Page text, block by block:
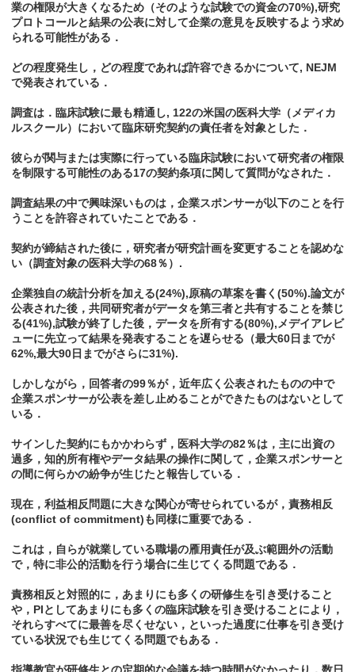
業の権限が大きくなるため（そのような試験での資金の70%),研究
プロトコールと結果の公表に対して企業の意見を反映するよう求め
られる可能性がある．
どの程度発生し，どの程度であれば許容できるかについて, NEJM
で発表されている．
調査は．臨床試験に最も精通し, 122の米国の医科大学（メディカ
ルスクール）において臨床研究契約の責任者を対象とした．
彼らが関与または実際に行っている臨床試験において研究者の権限
を制限する可能性のある17の契約条項に関して質問がなされた．
調査結果の中で興味深いものは，企業スポンサーが以下のことを行
うことを許容されていたことである．
契約が締結された後に，研究者が研究計画を変更することを認めな
い（調査対象の医科大学の68％）.
企業独自の統計分析を加える(24%),原稿の草案を書く(50%).論文が
公表された後，共同研究者がデータを第三者と共有することを禁じ
る(41%),試験が終了した後，データを所有する(80%),メデイアレビ
ューに先立って結果を発表することを遅らせる（最大60日までが
62%,最大90日までがさらに31%).
しかしながら，回答者の99％が，近年広く公表されたものの中で
企業スポンサーが公表を差し止めることができたものはないとして
いる．
サインした契約にもかかわらず，医科大学の82％は，主に出資の
過多，知的所有権やデータ結果の操作に関して，企業スポンサーと
の間に何らかの紛争が生じたと報告している．
現在，利益相反問題に大きな関心が寄せられているが，責務相反
(conflict of commitment)も同様に重要である．
これは，自らが就業している職場の雁用責任が及ぶ範囲外の活動
で，特に非公的活動を行う場合に生じてくる問題である．
責務相反と対照的に，あまりにも多くの研修生を引き受けること
や，PIとしてあまりにも多くの臨床試験を引き受けることにより，
それらすべてに最善を尽くせない，といった過度に仕事を引き受け
ている状況でも生じてくる問題でもある．